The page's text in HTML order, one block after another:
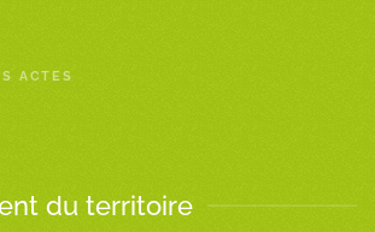
ACTES
du territoire